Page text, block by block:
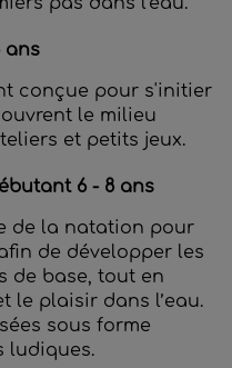
ans
conçue pour s'initier
le milieu
et petits jeux.
6 - 8 ans
de la natation pour
de développer les
de base, tout en
le plaisir dans l’eau.
sous forme
ludiques.